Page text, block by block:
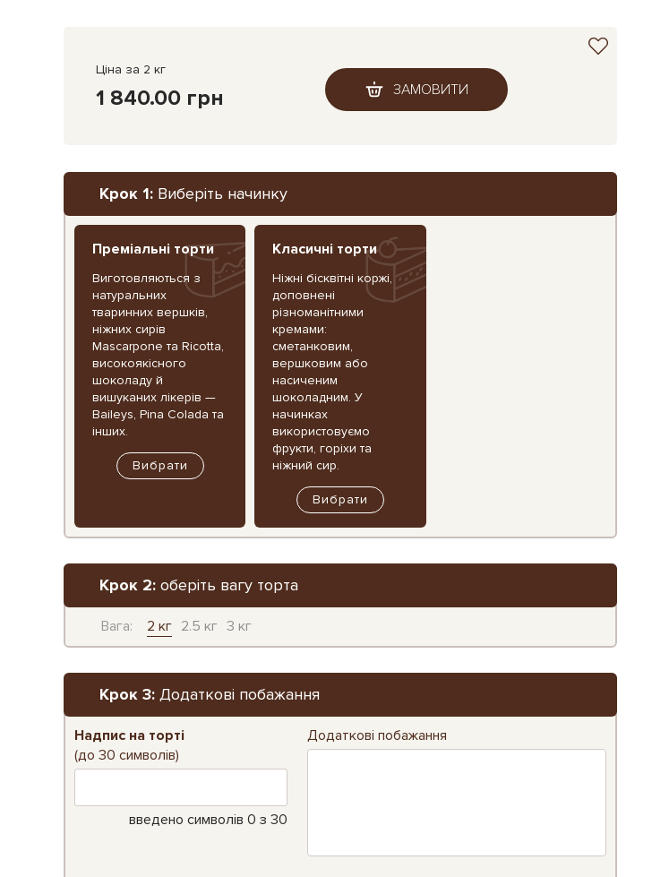
Ціна за 2 кг
1 840.00 грн ЗАМОВИТИ
Крок 1: Виберіть начинку
Преміальні торти
Виготовляються з
натуральних
тваринних вершків,
ніжних сирів
Mascarpone та Ricotta,
високоякісного
шоколаду й
вишуканих лікерів —
Baileys, Pina Colada та
інших.
Вибрати
Класичні торти
Ніжні бісквітні коржі,
доповнені
різноманітними
кремами:
сметанковим,
вершковим або
насиченим
шоколадним. У
начинках
використовуємо
фрукти, горіхи та
ніжний сир.
Вибрати
Крок 2: оберіть вагу торта
Вага: 2 кг 2.5 кг 3 кг
Крок 3: Додаткові побажання
Надпис на торті
(до 30 символів)
введено символів0 з 30
Додаткові побажання